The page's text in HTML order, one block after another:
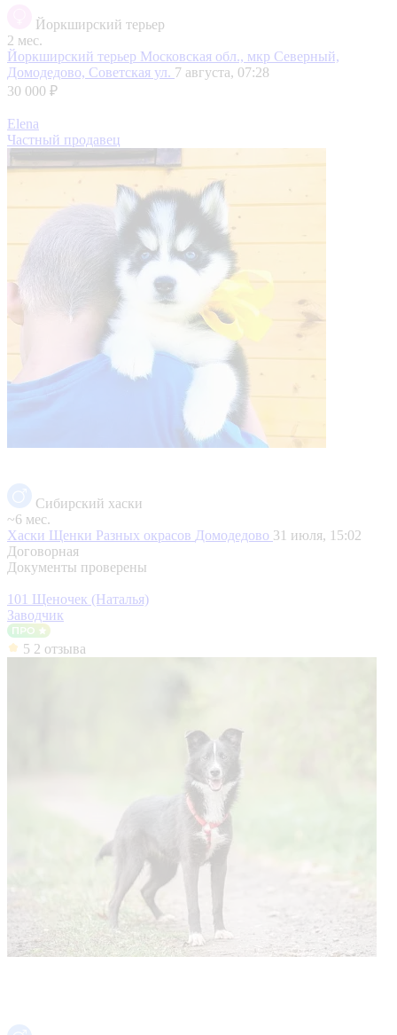
Йоркширский терьер
2 мес.
Йоркширский терьер Московская обл., мкр Северный,
Домодедово, Советская ул. 7 августа, 07:28
30 000 ₽
Elena
Частный продавец
Сибирский хаски
~6 мес.
Хаски Щенки Разных окрасов Домодедово 31 июля, 15:02
Договорная
Документы проверены
101 Щеночек (Наталья)
Заводчик
5 2 отзыва